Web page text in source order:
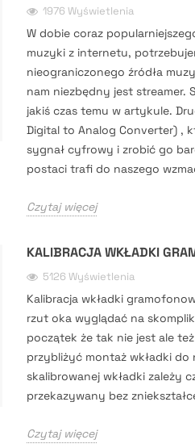
1976 Wyświetlenia
W dobie coraz
muzyki z internetu,
nieograniczonego źródła
nam niezbędny jest streamer.
jakiś czas temu w artykule.
Digital to Analog Converter) ,
sygnał cyfrowy i zrobić go
postaci trafi do naszego
Czytaj więcej
KALIBRACJA WKŁADKI
5126 Wyświetlenia
Kalibracja wkładki
rzut oka wyglądać na
początek że tak nie jest ale
przybliżyć montaż wkładki do
skalibrowanej wkładki zależy
przekazywany bez
Czytaj więcej